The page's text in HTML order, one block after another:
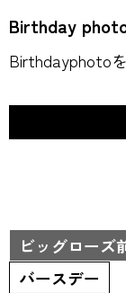
Birthday
Birthdayphoto
ビッグローズ
バースデー